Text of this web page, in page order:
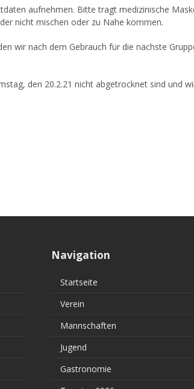
aufnehmen. Bitte tragt medizinische
nicht mischen oder zu Nahe kommen.
wir nach dem Gebrauch für die nächste
den 20.2.21 nicht abgetrocknet sind und
Navigation
Startseite
Verein
Mannschaften
Jugend
Gastronomie